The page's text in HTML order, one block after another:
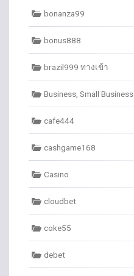
bonanza99
bonus888
brazil999 ทางเข้า
Business, Small Business
cafe444
cashgame168
Casino
cloudbet
coke55
debet